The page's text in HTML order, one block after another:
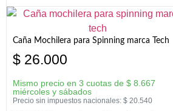
Caña Mochilera para Spinning marca Tech
$ 26.000
Mismo precio en 3 cuotas de $ 8.667
miércoles y sábados
Precio sin impuestos nacionales: $ 20.540